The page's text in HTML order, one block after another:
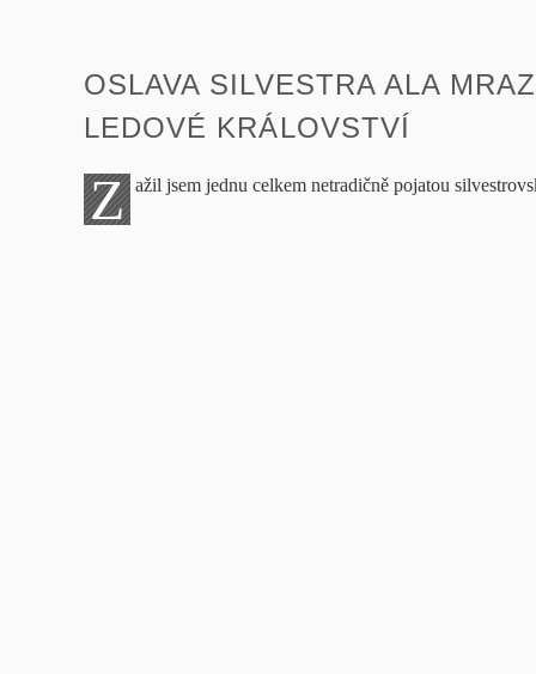
OSLAVA SILVESTRA ALA
LEDOVÉ KRÁLOVSTVÍ
Z ažil jsem jednu celkem netradičně pojatou